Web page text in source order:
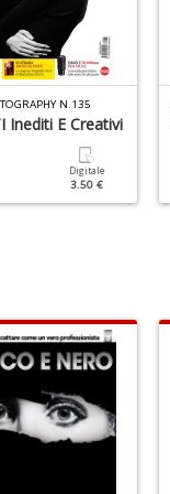
N.135
Inediti E Creativi
Digitale
3.50 €